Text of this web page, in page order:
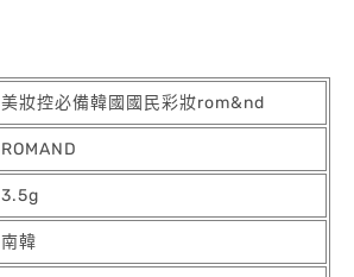
美妝控必備韓國國民彩妝rom&nd
ROMAND
3.5g
南韓